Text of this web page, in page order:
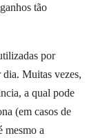
tão
por
Muitas vezes,
a qual pode
(em casos de
mesmo a